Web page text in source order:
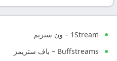
1Stream – ون ستريم
Buffstreams – باف ستريمز